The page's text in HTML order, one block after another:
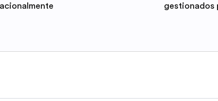
gestionados